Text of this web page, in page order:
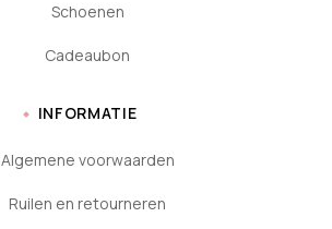
Schoenen
Cadeaubon
INFORMATIE
Algemene voorwaarden
Ruilen en retourneren